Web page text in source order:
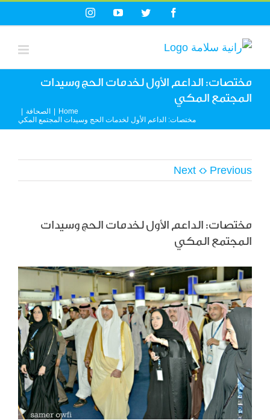
to
content
Facebook
Twitter
YouTube
Instagram
مختصات: الداعم الأول لخدمات الحج وسيدات
المجتمع المكي
Home الصحافة
مختصات: الداعم الأول لخدمات الحج وسيدات المجتمع المكي
Previous
Next
مختصات: الداعم الأول لخدمات الحج وسيدات
المجتمع المكي
View
Larger
Image